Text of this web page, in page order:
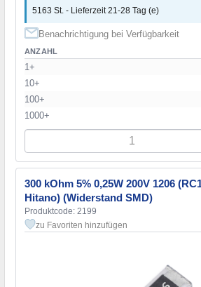
5163 St. - Lieferzeit 21-28 Tag (e)
Benachrichtigung bei Verfügbarkeit
ANZAHL
1+
10+
100+
1000+
300 kOhm 5% 0,25W 200V 1206
Hitano) (Widerstand SMD)
Produktcode: 2199
zu Favoriten hinzufügen